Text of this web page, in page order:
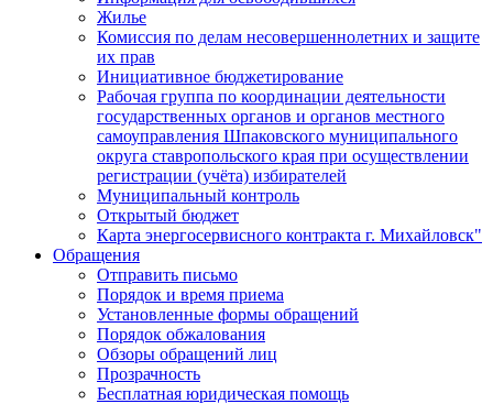
Жилье
Комиссия по делам несовершеннолетних и защите
их прав
Инициативное бюджетирование
Рабочая группа по координации деятельности
государственных органов и органов местного
самоуправления Шпаковского муниципального
округа ставропольского края при осуществлении
регистрации (учёта) избирателей
Муниципальный контроль
Открытый бюджет
Карта энергосервисного контракта г. Михайловск"
Обращения
Отправить письмо
Порядок и время приема
Установленные формы обращений
Порядок обжалования
Обзоры обращений лиц
Прозрачность
Бесплатная юридическая помощь